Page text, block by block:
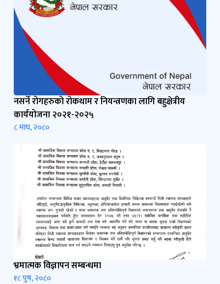
नसर्ने रोगहरुको रोकथाम र नियन्त्रणका लागि बहुक्षेत्रीय
कार्ययोजना २०२१-२०२५
८ माघ, २०८०
भ्रमात्मक विज्ञापन सम्बन्धमा
१८ पुष, २०८०